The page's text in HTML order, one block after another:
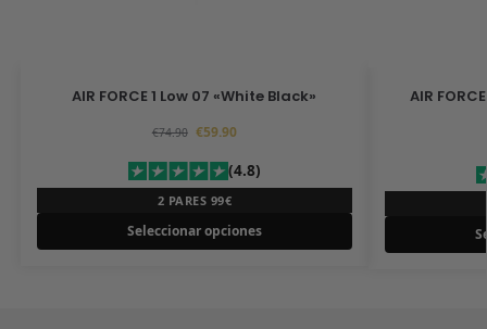
AIR FORCE 1 Low 07 «White Black»
€74.90 €59.90
(4.8)
2 PARES 99€
Seleccionar opciones
AIR